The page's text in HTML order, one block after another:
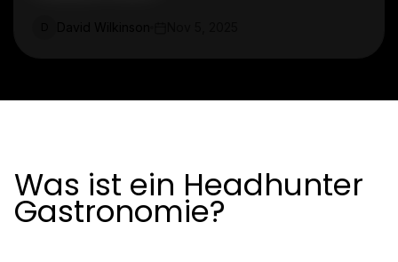
Was ist ein Headhunter
Gastronomie?